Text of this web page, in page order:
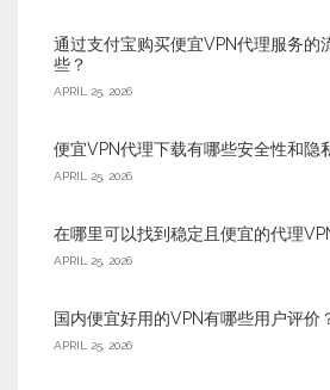
通过支付宝购买便宜VPN代理服务的
些？
APRIL 25, 2026
便宜VPN代理下载有哪些安全性和隐
APRIL 25, 2026
在哪里可以找到稳定且便宜的代理
APRIL 25, 2026
国内便宜好用的VPN有哪些用户评价
APRIL 25, 2026